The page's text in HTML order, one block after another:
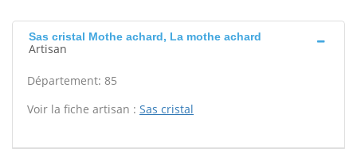
Sas cristal Mothe achard, La mothe achard
Artisan
Département: 85
Voir la fiche artisan : Sas cristal